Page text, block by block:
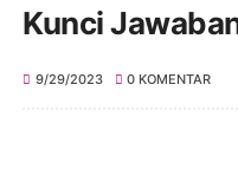
Kunci
9/29/2023 0 KOMENTAR